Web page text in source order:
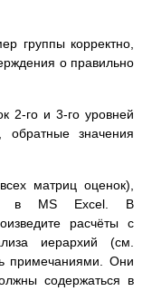
группы корректно,
о правильно
2-го и 3-го уровней
обратные значения
матриц оценок),
в MS Excel. В
расчёты с
иерархий (см.
примечаниями. Они
содержаться в